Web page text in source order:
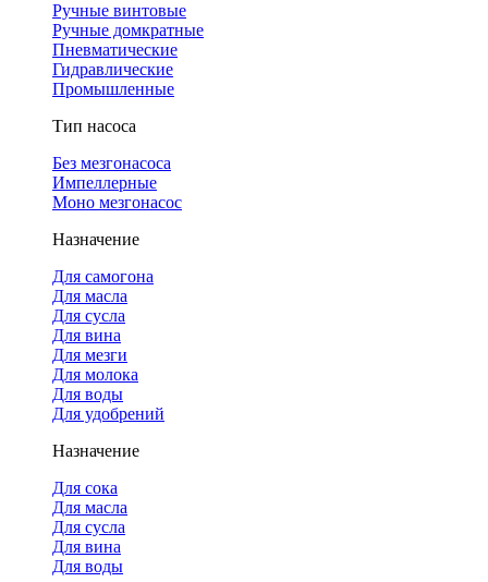
Ручные винтовые
Ручные домкратные
Пневматические
Гидравлические
Промышленные
Тип насоса
Без мезгонасоса
Импеллерные
Моно мезгонасос
Назначение
Для самогона
Для масла
Для сусла
Для вина
Для мезги
Для молока
Для воды
Для удобрений
Назначение
Для сока
Для масла
Для сусла
Для вина
Для воды